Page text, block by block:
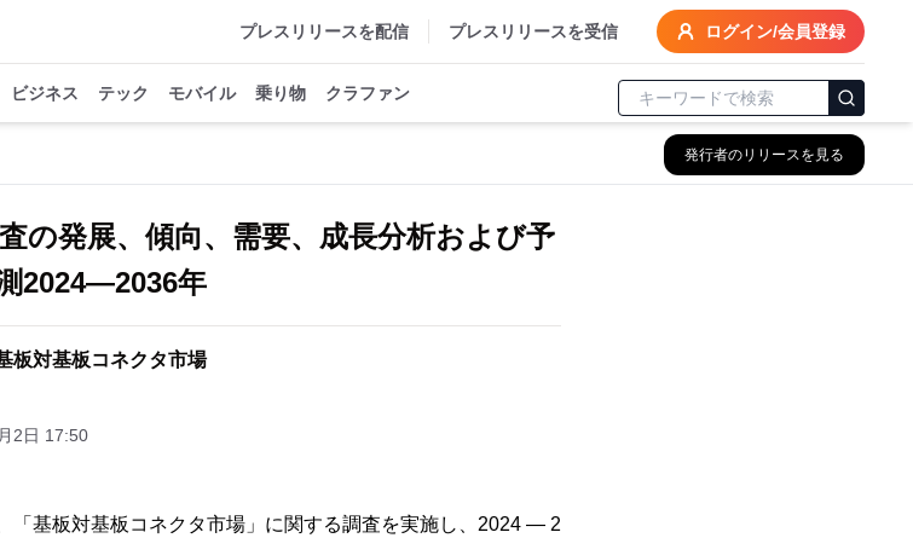
プレスリリースを配信 プレスリリースを受信 ログイン/会員登録
ビジネス テック モバイル 乗り物 クラファン
発行者のリリースを見る
の発展、傾向、需要、成長分析および予
2024―2036年
板対基板コネクタ市場
2日 17:50
「基板対基板コネクタ市場」に関する調査を実施し、2024 ― 2